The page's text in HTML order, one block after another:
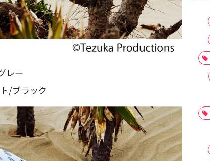
レー
/ブラック